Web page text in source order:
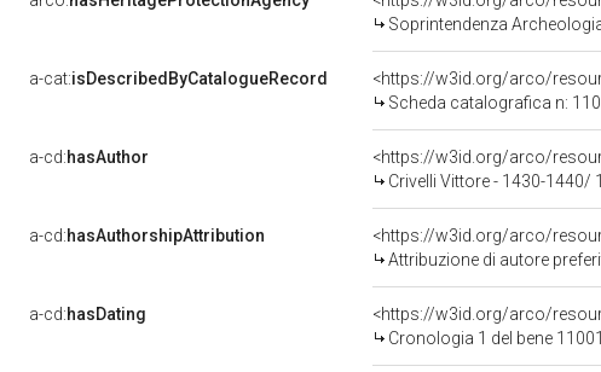
Soprintendenza
a-cat:isDescribedByCatalogueRecord
<https://w3id.org/arco/
Scheda catalografica n:
a-cd:hasAuthor
<https://w3id.org/arco/
Crivelli Vittore - 1430-1440/
a-cd:hasAuthorshipAttribution
<https://w3id.org/arco/
Attribuzione di autore
a-cd:hasDating
<https://w3id.org/arco/
Cronologia 1 del bene